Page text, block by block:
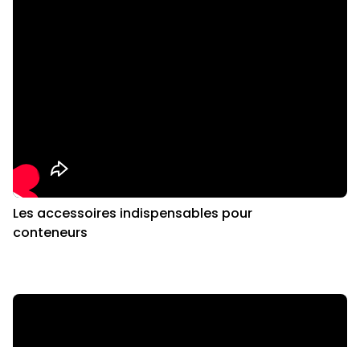
Les accessoires indispensables pour
conteneurs